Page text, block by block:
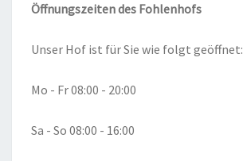
Öffnungszeiten des Fohlenhofs
Unser Hof ist für Sie wie folgt geöffnet:
Mo - Fr 08:00 - 20:00
Sa - So 08:00 - 16:00